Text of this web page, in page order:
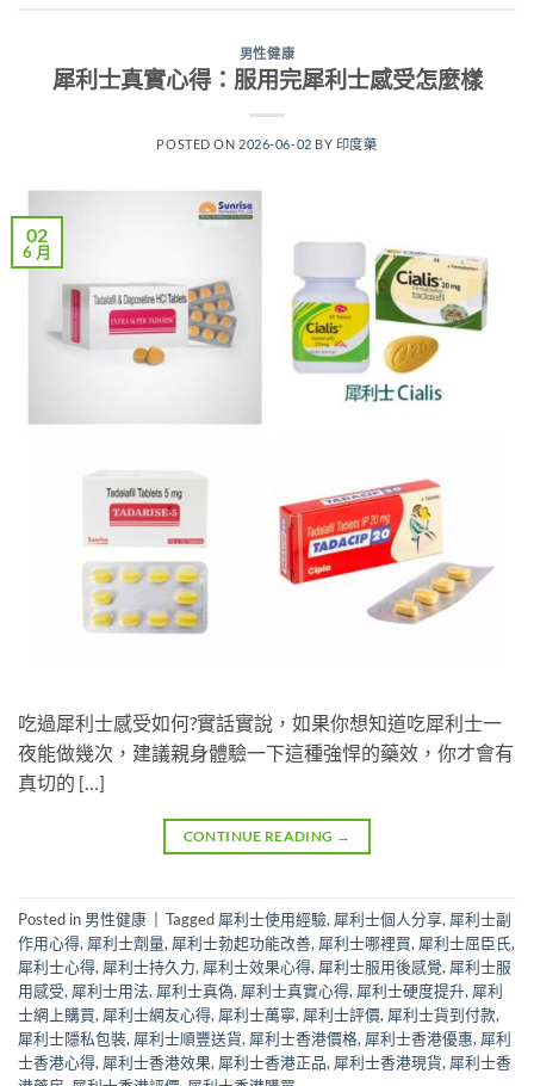
男性健康
犀利士真實心得：服用完犀利士感受怎麼樣
POSTED ON 2026-06-02 BY 印度藥
02
6 月
吃過犀利士感受如何?實話實說，如果你想知道吃犀利士一
夜能做幾次，建議親身體驗一下這種強悍的藥效，你才會有
真切的 […]
CONTINUE READING →
Posted in 男性健康 Tagged 犀利士使用經驗, 犀利士個人分享, 犀利士副
作用心得, 犀利士劑量, 犀利士勃起功能改善, 犀利士哪裡買, 犀利士屈臣氏,
犀利士心得, 犀利士持久力, 犀利士效果心得, 犀利士服用後感覺, 犀利士服
用感受, 犀利士用法, 犀利士真偽, 犀利士真實心得, 犀利士硬度提升, 犀利
士網上購買, 犀利士網友心得, 犀利士萬寧, 犀利士評價, 犀利士貨到付款,
犀利士隱私包裝, 犀利士順豐送貨, 犀利士香港價格, 犀利士香港優惠, 犀利
士香港心得, 犀利士香港效果, 犀利士香港正品, 犀利士香港現貨, 犀利士香